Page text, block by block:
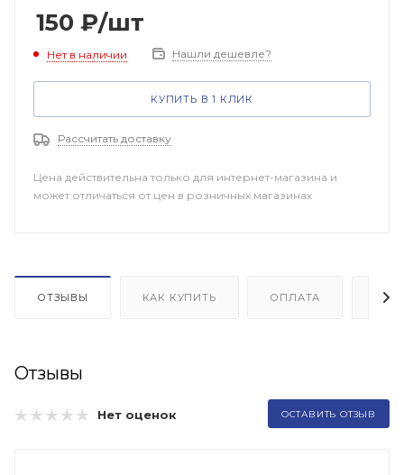
150 ₽/шт
Нет в наличии Нашли дешевле?
КУПИТЬ В 1 КЛИК
Рассчитать доставку
Цена действительна только для интернет-магазина и
может отличаться от цен в розничных магазинах
ОТЗЫВЫ КАК КУПИТЬ ОПЛАТА
Отзывы
Нет оценок ОСТАВИТЬ ОТЗЫВ